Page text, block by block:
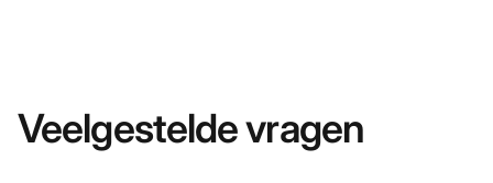
Veelgestelde vragen